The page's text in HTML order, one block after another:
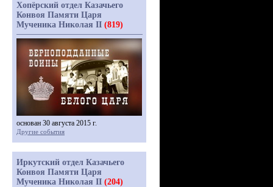
Хопёрский отдел Казачьего
Конвоя Памяти Царя
Мученика Николая II (819)
основан 30 августа 2015 г.
Другие события
Иркутский отдел Казачьего
Конвоя Памяти Царя
Мученика Николая II (204)